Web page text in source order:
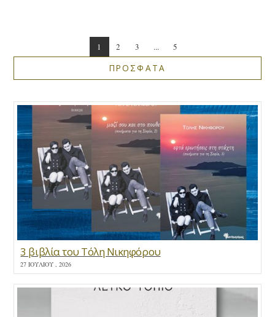
1 2 3 ... 5
ΠΡΟΣΦΑΤΑ
3 βιβλία του Τόλη Νικηφόρου
27 ΙΟΥΛΊΟΥ , 2026